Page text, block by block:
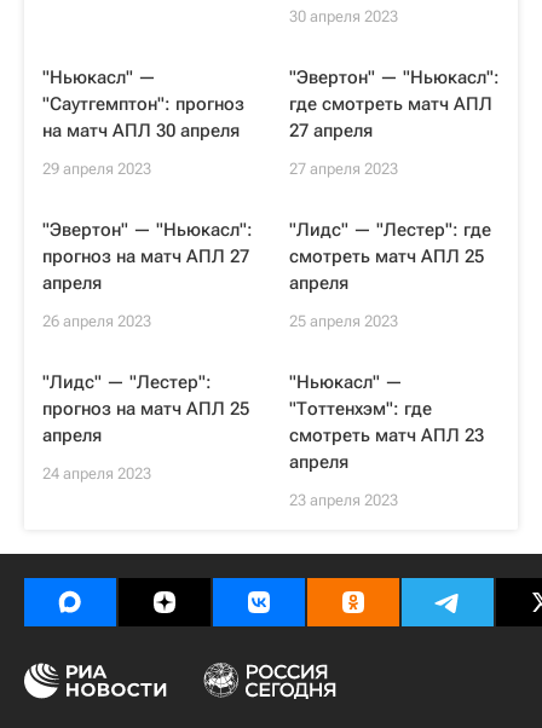
30 апреля 2023
"Ньюкасл" —
"Саутгемптон": прогноз
на матч АПЛ 30 апреля
29 апреля 2023
"Эвертон" — "Ньюкасл":
где смотреть матч АПЛ
27 апреля
27 апреля 2023
"Эвертон" — "Ньюкасл":
прогноз на матч АПЛ 27
апреля
26 апреля 2023
"Лидс" — "Лестер": где
смотреть матч АПЛ 25
апреля
25 апреля 2023
"Лидс" — "Лестер":
прогноз на матч АПЛ 25
апреля
24 апреля 2023
"Ньюкасл" —
"Тоттенхэм": где
смотреть матч АПЛ 23
апреля
23 апреля 2023